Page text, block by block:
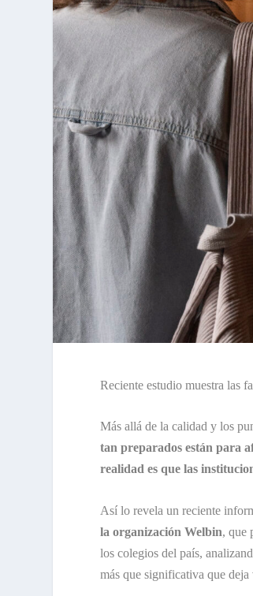
Reciente estudio muestra las
Más allá de la calidad y los
tan preparados están para
realidad es que las
Así lo revela un reciente
la organización Welbin, que
los colegios del país,
más que significativa que